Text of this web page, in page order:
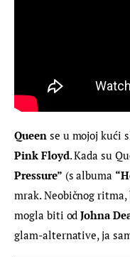
Queen se u mojoj kući
Pink Floyd. Kada su
Pressure” (s albuma
mrak. Neobičnog
mogla biti od Johna
glam-alternative, ja